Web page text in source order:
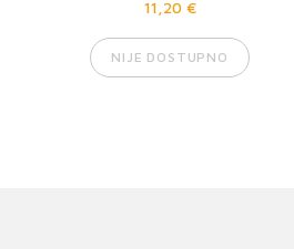
11,20 €
NIJE DOSTUPNO